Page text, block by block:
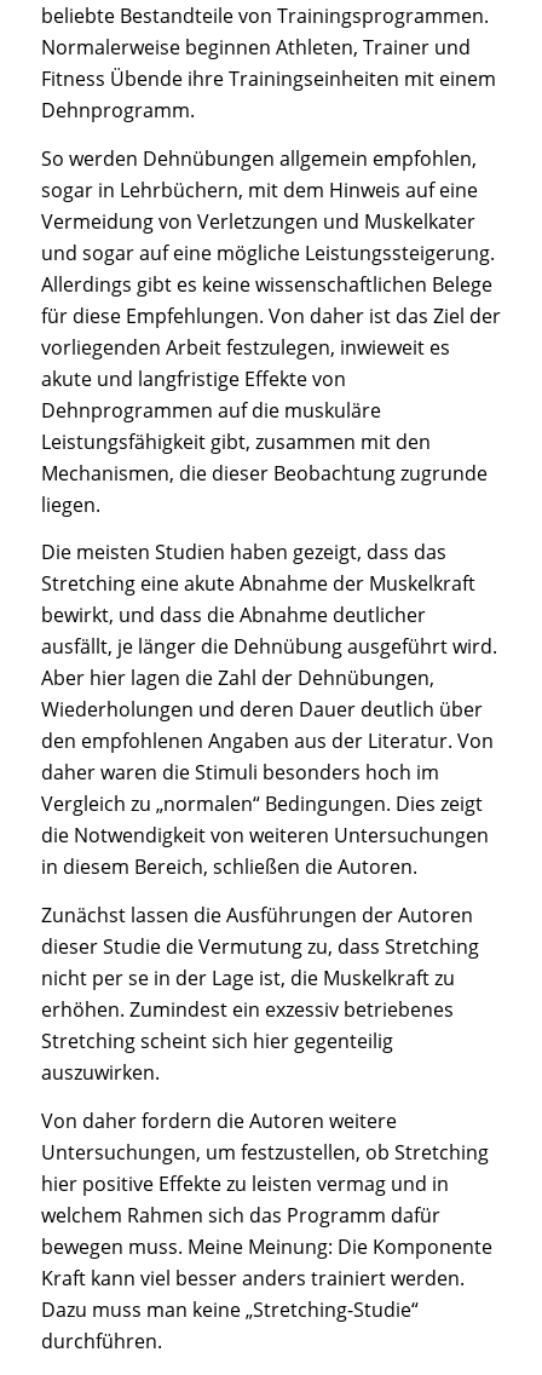
beliebte Bestandteile von Trainingsprogrammen.
Normalerweise beginnen Athleten, Trainer und
Fitness Übende ihre Trainingseinheiten mit einem
Dehnprogramm.
So werden Dehnübungen allgemein empfohlen,
sogar in Lehrbüchern, mit dem Hinweis auf eine
Vermeidung von Verletzungen und Muskelkater
und sogar auf eine mögliche Leistungssteigerung.
Allerdings gibt es keine wissenschaftlichen Belege
für diese Empfehlungen. Von daher ist das Ziel der
vorliegenden Arbeit festzulegen, inwieweit es
akute und langfristige Effekte von
Dehnprogrammen auf die muskuläre
Leistungsfähigkeit gibt, zusammen mit den
Mechanismen, die dieser Beobachtung zugrunde
liegen.
Die meisten Studien haben gezeigt, dass das
Stretching eine akute Abnahme der Muskelkraft
bewirkt, und dass die Abnahme deutlicher
ausfällt, je länger die Dehnübung ausgeführt wird.
Aber hier lagen die Zahl der Dehnübungen,
Wiederholungen und deren Dauer deutlich über
den empfohlenen Angaben aus der Literatur. Von
daher waren die Stimuli besonders hoch im
Vergleich zu „normalen“ Bedingungen. Dies zeigt
die Notwendigkeit von weiteren Untersuchungen
in diesem Bereich, schließen die Autoren.
Zunächst lassen die Ausführungen der Autoren
dieser Studie die Vermutung zu, dass Stretching
nicht per se in der Lage ist, die Muskelkraft zu
erhöhen. Zumindest ein exzessiv betriebenes
Stretching scheint sich hier gegenteilig
auszuwirken.
Von daher fordern die Autoren weitere
Untersuchungen, um festzustellen, ob Stretching
hier positive Effekte zu leisten vermag und in
welchem Rahmen sich das Programm dafür
bewegen muss. Meine Meinung: Die Komponente
Kraft kann viel besser anders trainiert werden.
Dazu muss man keine „Stretching-Studie“
durchführen.